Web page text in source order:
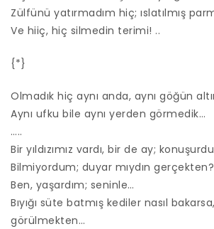
Zülfünü yatırmadım hiç; ıslatılmış
Ve hiiç, hiç silmedin terimi! ..
{*}
Olmadık hiç aynı anda, aynı göğün
Aynı ufku bile aynı yerden görmedik…
…..
Bir yıldızımız vardı, bir de ay;
Bilmiyordum; duyar mıydın
Ben, yaşardım; seninle…
Bıyığı süte batmış kediler nasıl
görülmekten…